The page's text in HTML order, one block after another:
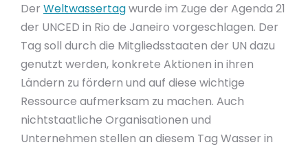
Der Weltwassertagwurde im Zuge der Agenda 21
der UNCED in Rio de Janeiro vorgeschlagen. Der
Tag soll durch die Mitgliedsstaaten der UN dazu
genutzt werden, konkrete Aktionen in ihren
Ländern zu fördern und auf diese wichtige
Ressource aufmerksam zu machen. Auch
nichtstaatliche Organisationen und
Unternehmen stellen an diesem Tag Wasser in